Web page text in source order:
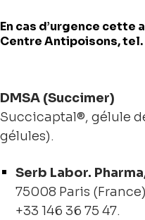
En cas d’urgence
Centre Antipoisons, tel.
DMSA (Succimer)
Succicaptal®, gélule
gélules).
Serb Labor.
75008 Paris
+33 146 36 75 47.